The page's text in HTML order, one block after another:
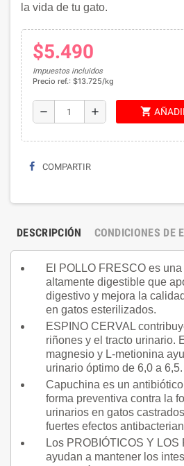
la vida de tu gato.
$5.490
Impuestos incluidos
Precio ref.: $13.725/kg
remove add shopping_cart
COMPARTIR
DESCRIPCIÓN CONDICIONES DE
El POLLO FRESCO es
altamente digestible que
digestivo y mejora la
en gatos esterilizados.
ESPINO CERVAL
riñones y el tracto urinario.
magnesio y L-metionina
urinario óptimo de 6,0 a 6,5.
Capuchina es un
forma preventiva contra la
urinarios en gatos
fuertes efectos
Los PROBIÓTICOS Y LOS
ayudan a mantener los